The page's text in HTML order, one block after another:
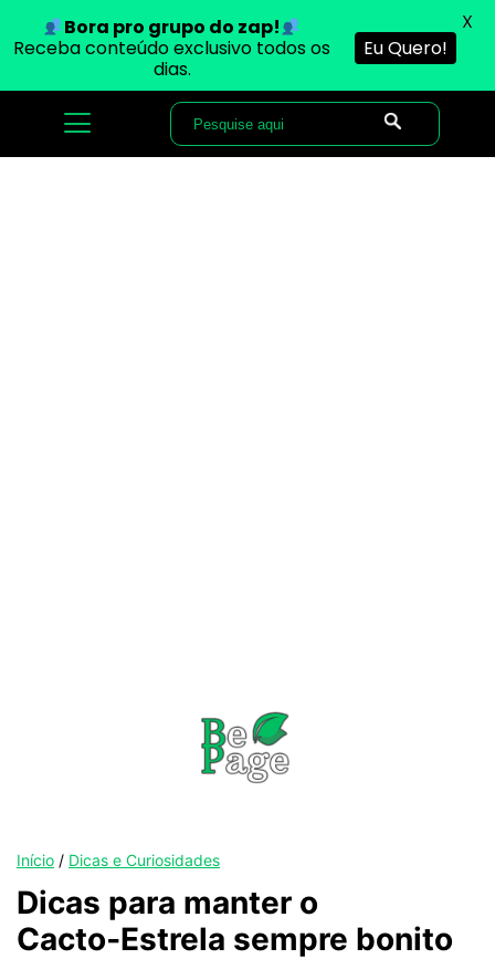
Início / Dicas e Curiosidades
Dicas para manter o
Cacto‑Estrela sempre bonito
Bora pro grupo do zap!
Receba conteúdo exclusivo todos os
dias.
Eu Quero!
X